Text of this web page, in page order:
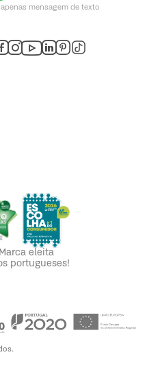
mensagem de texto
Marca eleita
portugueses!